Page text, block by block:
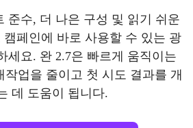
준수, 더 나은 구성 및 읽기 쉬운
페인에 바로 사용할 수 있는 광
세요. 완 2.7은 빠르게 움직이는
작업을 줄이고 첫 시도 결과를 개
데 도움이 됩니다.